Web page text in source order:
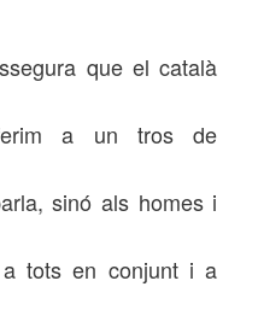
que el català
a un tros de
sinó als homes i
a tots en conjunt i a